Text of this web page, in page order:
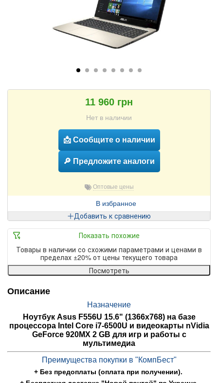
11 960 грн
Нет в наличии
📩 Сообщите о наличии
🔎 Предложите аналоги
Оптовые цены
В избранное
Добавить к сравнению
Показать похожие
Товары в наличии со схожими параметрами и ценами в
пределах ±20% от цены текущего товара
Посмотреть
Описание
Назначение
Ноутбук Asus F556U 15.6" (1366x768) на базе
процессора Intel Core i7-6500U и видеокарты nVidia
GeForce 920MX 2 GB для игр и работы с
мультимедиа
Преимущества покупки в "КомпБест"
+ Без предоплаты (оплата при получении).